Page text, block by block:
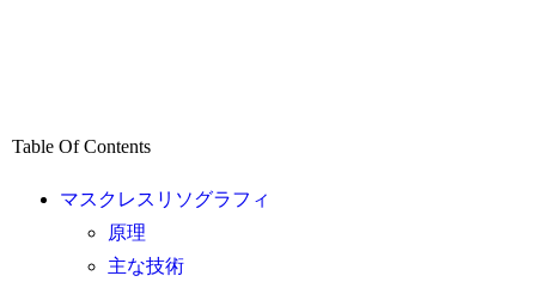
Table Of Contents
マスクレスリソグラフィ
原理
主な技術